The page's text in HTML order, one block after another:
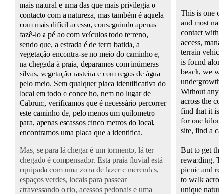
mais natural e uma das que mais privilegia o
contacto com a natureza, mas também é aquela
com mais difícil acesso, conseguindo apenas
fazê-lo a pé ao com veículos todo terreno,
sendo que, a estrada é de terra batida, a
vegetação encontra-se no meio do caminho e,
na chegada à praia, deparamos com inúmeras
silvas, vegetação rasteira e com regos de água
pelo meio. Sem qualquer placa identificativa do
local em todo o concelho, nem no lugar de
Cabrum, verificamos que é necessário percorrer
este caminho de, pelo menos um quilometro
para, apenas escassos cinco metros do local,
encontramos uma placa que a identifica.
Mas, se para lá chegar é um tormento, lá ter
chegado é compensador. Esta praia fluvial está
equipada com uma zona de lazer e merendas,
espaços verdes, locais para passear
atravessando o rio, acessos pedonais e uma
This is one
and most
contact
access,
terrain
is found
beach, we
Without any
across the
find that it
for one
site, find a
But to get
rewarding.
picnic and
to walk
unique